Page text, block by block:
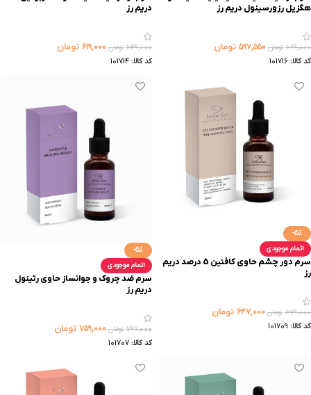
هگزیل رزورسینول دریم رز
۶۲۹,۰۰۰ تومان ۵۹۷,۵۵۰ تومان
کد کالا: 101716
دریم رز
۶۴۹,۰۰۰ تومان ۶۱۹,۰۰۰ تومان
کد کالا: 101714
-5%
اتمام موجودی
سرم دور چشم حاوی کافئین 5 درصد دریم
رز
۶۷۹,۰۰۰ تومان ۶۴۷,۰۰۰ تومان
کد کالا: 101709
-5%
اتمام موجودی
سرم ضد چروک و جوانساز حاوی رتینول
دریم رز
۷۹۷,۰۰۰ تومان ۷۵۹,۰۰۰ تومان
کد کالا: 101707